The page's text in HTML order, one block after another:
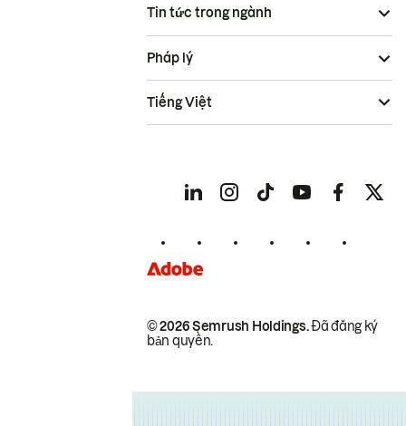
Tin tức trong ngành
© 2026 Semrush Holdings.Đã đăng ký
bản quyền.
Pháp lý
Tiếng Việt